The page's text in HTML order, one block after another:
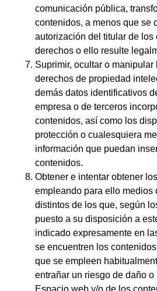
comunicación pública,
contenidos, a menos que se
autorización del titular de los
derechos o ello resulte
Suprimir, ocultar o manipular
derechos de propiedad
demás datos identificativos
empresa o de terceros
contenidos, así como los
protección o cualesquiera
información que puedan
contenidos.
Obtener e intentar obtener
empleando para ello medios
distintos de los que, según
puesto a su disposición a
indicado expresamente en
se encuentren los
que se empleen
entrañar un riesgo de daño o
Espacio web y/o de los